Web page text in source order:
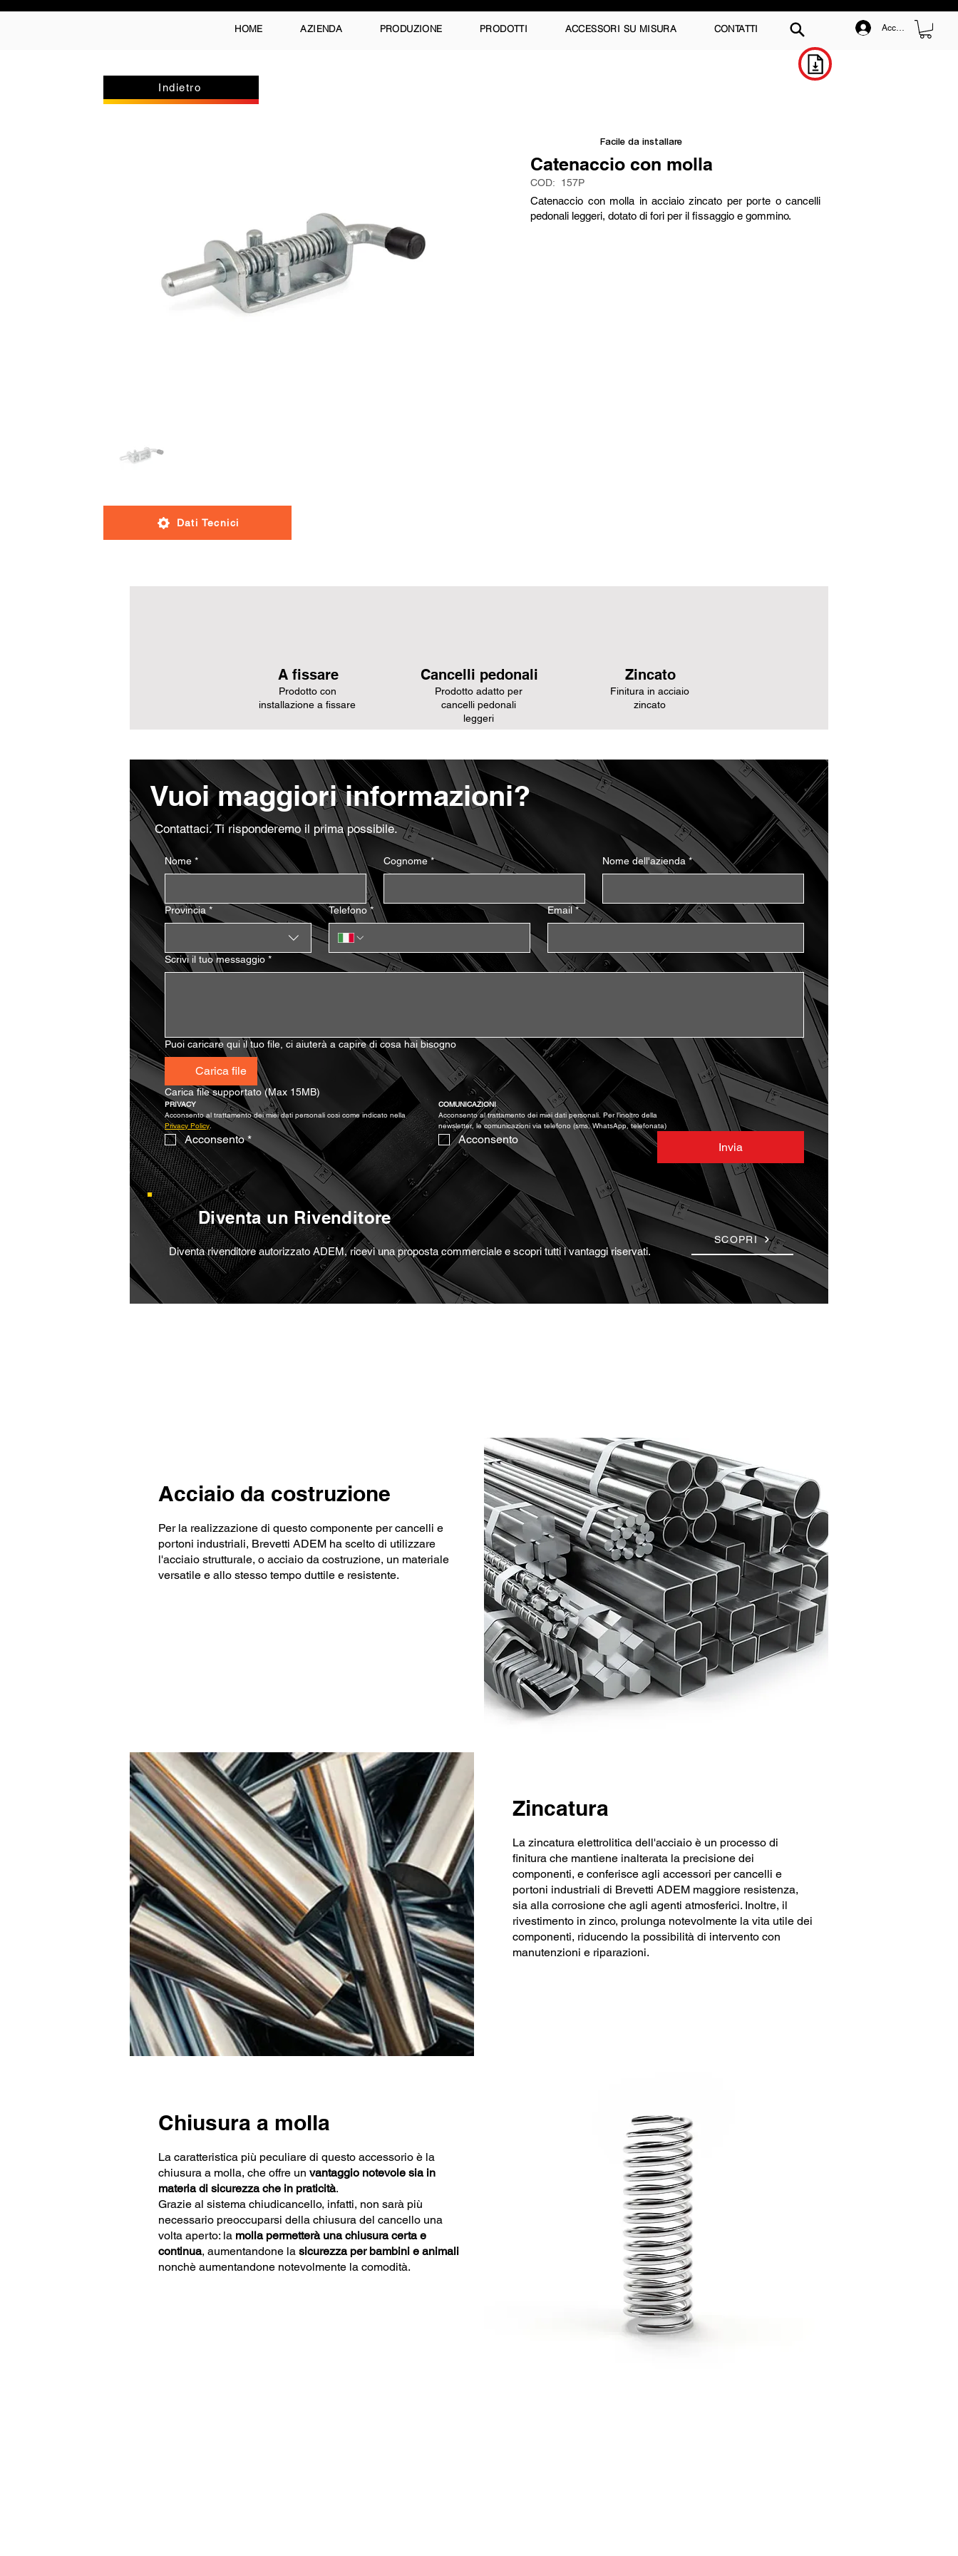
Accedi
HOME AZIENDA PRODUZIONE PRODOTTI ACCESSORI SU MISURA CONTATTI
Indietro
Dati Tecnici
Facile da installare
Catenaccio con molla
COD: 157P
Catenaccio con molla in acciaio zincato per porte o cancelli
pedonali leggeri, dotato di fori per il fissaggio e gommino.
A fissare
Prodotto con
installazione a fissare
Cancelli pedonali
Prodotto adatto per
cancelli pedonali
leggeri
Zincato
Finitura in acciaio
zincato
Vuoi maggiori informazioni?
Contattaci. Ti risponderemo il prima possibile.
Nome * Cognome * Nome dell'azienda *
Provincia * Telefono * Email *
Scrivi il tuo messaggio *
Puoi caricare qui il tuo file, ci aiuterà a capire di cosa hai bisogno
Carica file
Carica file supportato (Max 15MB)
PRIVACY
Acconsento al trattamento dei miei dati personali così come indicato nella
Privacy Policy.
COMUNICAZIONI
Acconsento al trattamento dei miei dati personali. Per l’inoltro della
newsletter, le comunicazioni via telefono (sms, WhatsApp, telefonata)
Acconsento * Acconsento
Invia
Diventa un Rivenditore
Diventa rivenditore autorizzato ADEM, ricevi una proposta commerciale e scopri tutti i vantaggi riservati.
SCOPRI
Acciaio da costruzione
Per la realizzazione di questo componente per cancelli e
portoni industriali, Brevetti ADEM ha scelto di utilizzare
l'acciaio strutturale, o acciaio da costruzione, un materiale
versatile e allo stesso tempo duttile e resistente.
Chiusura a molla
La caratteristica più peculiare di questo accessorio è la
chiusura a molla, che offre un vantaggio notevole sia in
materia di sicurezza che in praticità.
Grazie al sistema chiudicancello, infatti, non sarà più
necessario preoccuparsi della chiusura del cancello una
volta aperto: la molla permetterà una chiusura certa e
continua, aumentandone la sicurezza per bambini e animali
nonchè aumentandone notevolmente la comodità.
Zincatura
La zincatura elettrolitica dell'acciaio è un processo di
finitura che mantiene inalterata la precisione dei
componenti, e conferisce agli accessori per cancelli e
portoni industriali di Brevetti ADEM maggiore resistenza,
sia alla corrosione che agli agenti atmosferici. Inoltre, il
rivestimento in zinco, prolunga notevolmente la vita utile dei
componenti, riducendo la possibilità di intervento con
manutenzioni e riparazioni.